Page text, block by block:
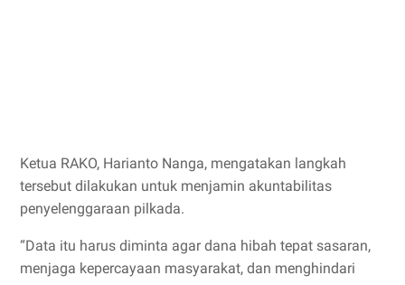
Ketua RAKO, Harianto Nanga, mengatakan langkah
tersebut dilakukan untuk menjamin akuntabilitas
penyelenggaraan pilkada.
“Data itu harus diminta agar dana hibah tepat sasaran,
menjaga kepercayaan masyarakat, dan menghindari